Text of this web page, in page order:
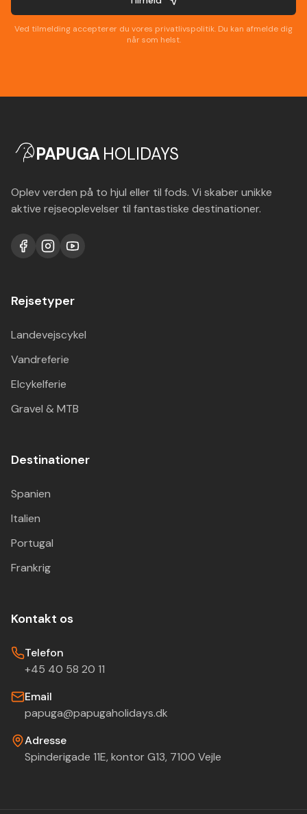
Ved tilmelding accepterer du vores privatlivspolitik. Du kan afmelde dig
når som helst.
PAPUGA HOLIDAYS
Oplev verden på to hjul eller til fods. Vi skaber unikke
aktive rejseoplevelser til fantastiske destinationer.
Rejsetyper
Landevejscykel
Vandreferie
Elcykelferie
Gravel & MTB
Destinationer
Spanien
Italien
Portugal
Frankrig
Kontakt os
Telefon
+45 40 58 20 11
Email
papuga@papugaholidays.dk
Adresse
Spinderigade 11E, kontor G13, 7100 Vejle